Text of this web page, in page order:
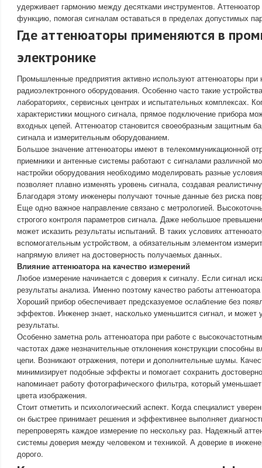
удерживает гармонию между десятками инструментов.
функцию, помогая сигналам оставаться в пределах допустимых
Где аттенюаторы применяются в
электронике
Промышленные предприятия активно используют аттенюаторы при
радиоэлектронного оборудования. Особенно часто такие
лабораториях, сервисных центрах и испытательных комплексах.
характеристики мощного сигнала, прямое подключение прибора
входных цепей. Аттенюатор становится своеобразным защитным
сигнала и измерительным оборудованием.
Большое значение аттенюаторы имеют в телекоммуникационной
приемники и антенные системы работают с сигналами различной
настройки оборудования необходимо моделировать разные
позволяет плавно изменять уровень сигнала, создавая
Благодаря этому инженеры получают точные данные без риска
Еще одно важное направление связано с метрологией.
строгого контроля параметров сигнала. Даже небольшое
может исказить результаты испытаний. В таких условиях
вспомогательным устройством, а обязательным элементом
напрямую влияет на достоверность получаемых данных.
Влияние аттенюатора на качество измерений
Любое измерение начинается с доверия к сигналу. Если сигнал
результаты анализа. Именно поэтому качество работы
Хороший прибор обеспечивает предсказуемое ослабление без
эффектов. Инженер знает, насколько уменьшится сигнал, и может
результаты.
Особенно заметна роль аттенюатора при работе с
частотах даже незначительные отклонения конструкции способны
цепи. Возникают отражения, потери и дополнительные шумы.
минимизирует подобные эффекты и помогает сохранить
напоминает работу фотографического фильтра, который
цвета изображения.
Стоит отметить и психологический аспект. Когда специалист
он быстрее принимает решения и эффективнее выполняет
перепроверять каждое измерение по нескольку раз. Надежный
системы доверия между человеком и техникой. А доверие в
дорого.